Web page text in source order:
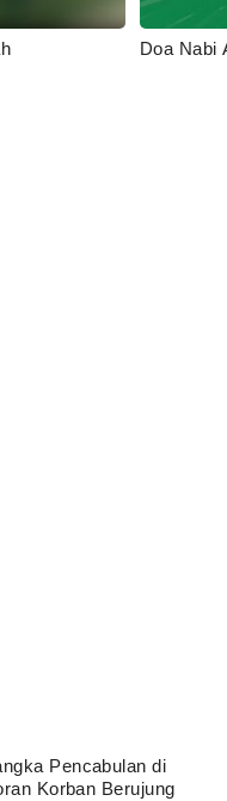
Doa Nabi
Pencabulan di
Korban Berujung